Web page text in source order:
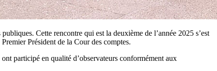
Cette rencontre qui est la deuxième de l’année 2025 s’est
Président de la Cour des comptes.
participé en qualité d’observateurs conformément aux